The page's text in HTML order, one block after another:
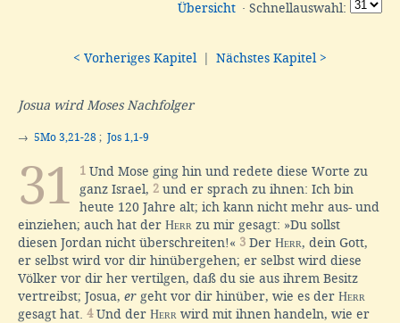
Übersicht · Schnellauswahl:
< Vorheriges Kapitel Nächstes Kapitel >
Josua wird Moses Nachfolger
→ 5Mo 3,21-28 ; Jos 1,1-9
31 1 Und Mose ging hin und redete diese Worte zu
ganz Israel, 2 und er sprach zu ihnen: Ich bin
heute 120 Jahre alt; ich kann nicht mehr aus- und
einziehen; auch hat der Herr zu mir gesagt: »Du sollst
diesen Jordan nicht überschreiten!« 3 Der Herr, dein Gott,
er selbst wird vor dir hinübergehen; er selbst wird diese
Völker vor dir her vertilgen, daß du sie aus ihrem Besitz
vertreibst; Josua, er geht vor dir hinüber, wie es der Herr
gesagt hat. 4Und der Herr wird mit ihnen handeln, wie er